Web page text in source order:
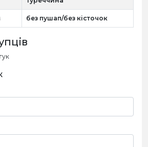
без пушап/без кісточок